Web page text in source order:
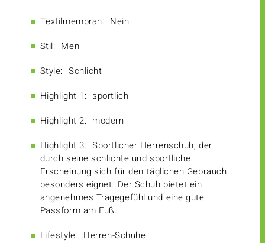
Textilmembran: Nein
Stil: Men
Style: Schlicht
Highlight 1: sportlich
Highlight 2: modern
Highlight 3: Sportlicher Herrenschuh, der
durch seine schlichte und sportliche
Erscheinung sich für den täglichen Gebrauch
besonders eignet. Der Schuh bietet ein
angenehmes Tragegefühl und eine gute
Passform am Fuß.
Lifestyle: Herren-Schuhe